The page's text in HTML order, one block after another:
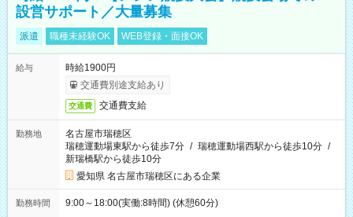
設営サポート／大量募集
派遣 職種未経験OK WEB登録・面接OK
給与
時給1900円
交通費別途支給あり
交通費 交通費支給
勤務地
名古屋市瑞穂区
瑞穂運動場東駅から徒歩7分 / 瑞穂運動場西駅から徒歩10分 /
新瑞橋駅から徒歩10分
愛知県 名古屋市瑞穂区にある企業
勤務時間 9:00～18:00(実働:8時間) (休憩60分)